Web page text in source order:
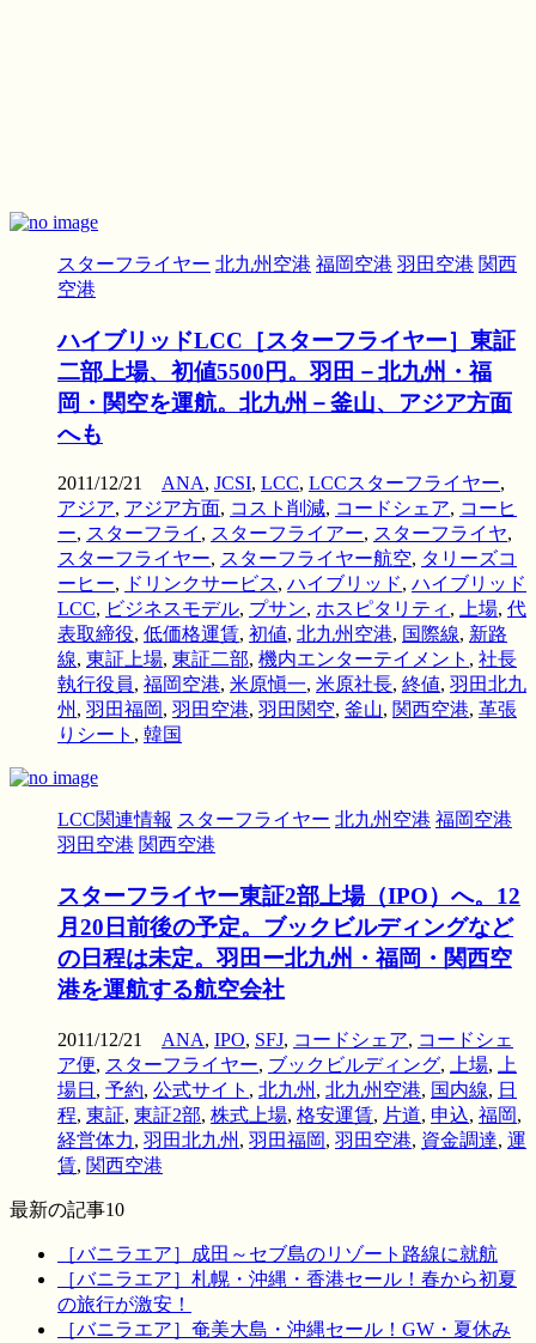
スターフライヤー 北九州空港 福岡空港 羽田空港 関西
空港
ハイブリッドLCC［スターフライヤー］東証
二部上場、初値5500円。羽田－北九州・福
岡・関空を運航。北九州－釜山、アジア方面
へも
2011/12/21 ANA, JCSI, LCC, LCCスターフライヤー,
アジア, アジア方面, コスト削減, コードシェア, コーヒ
ー, スターフライ , スターフライアー, スターフライヤ,
スターフライヤー, スターフライヤー航空, タリーズコ
ーヒー, ドリンクサービス, ハイブリッド, ハイブリッド
LCC, ビジネスモデル, プサン, ホスピタリティ , 上場, 代
表取締役, 低価格運賃, 初値, 北九州空港, 国際線, 新路
線, 東証上場, 東証二部, 機内エンターテイメント , 社長
執行役員, 福岡空港, 米原愼一, 米原社長, 終値, 羽田北九
州 , 羽田福岡, 羽田空港, 羽田関空, 釜山, 関西空港, 革張
りシート , 韓国
LCC関連情報 スターフライヤー 北九州空港 福岡空港
羽田空港 関西空港
スターフライヤー東証2部上場（IPO）へ。12
月20日前後の予定。ブックビルディングなど
の日程は未定。羽田ー北九州・福岡・関西空
港を運航する航空会社
2011/12/21 ANA, IPO, SFJ, コードシェア, コードシェ
ア便, スターフライヤー, ブックビルディング, 上場,
上
場日 , 予約, 公式サイト , 北九州 , 北九州空港, 国内線, 日
程, 東証, 東証2部, 株式上場, 格安運賃, 片道, 申込, 福岡,
経営体力, 羽田北九州 , 羽田福岡, 羽田空港, 資金調達, 運
賃, 関西空港
最新の記事10
［バニラエア］成田～セブ島のリゾート路線に就航
［バニラエア］札幌・沖縄・香港セール！春から初夏
の旅行が激安！
［バニラエア］奄美大島・沖縄セール！GW・夏休み